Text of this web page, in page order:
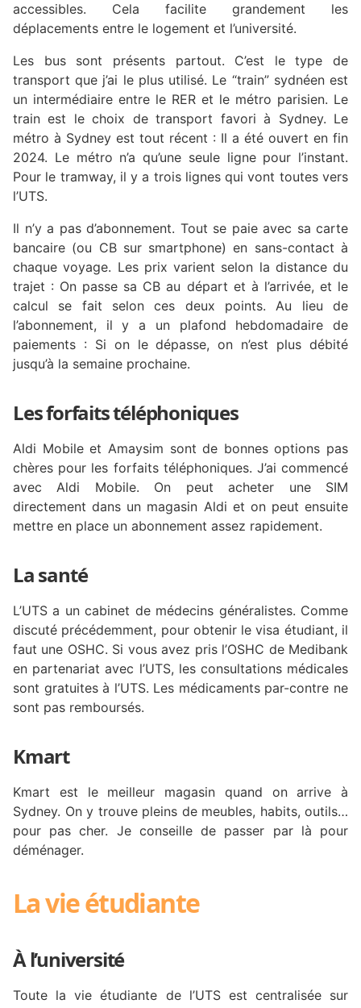
accessibles. Cela facilite grandement les
déplacements entre le logement et l’université.
Les bus sont présents partout. C’est le type de
transport que j’ai le plus utilisé. Le “train” sydnéen est
un intermédiaire entre le RER et le métro parisien. Le
train est le choix de transport favori à Sydney. Le
métro à Sydney est tout récent : Il a été ouvert en fin
2024. Le métro n’a qu’une seule ligne pour l’instant.
Pour le tramway, il y a trois lignes qui vont toutes vers
l’UTS.
Il n’y a pas d’abonnement. Tout se paie avec sa carte
bancaire (ou CB sur smartphone) en sans-contact à
chaque voyage. Les prix varient selon la distance du
trajet : On passe sa CB au départ et à l’arrivée, et le
calcul se fait selon ces deux points. Au lieu de
l’abonnement, il y a un plafond hebdomadaire de
paiements : Si on le dépasse, on n’est plus débité
jusqu’à la semaine prochaine.
Les forfaits téléphoniques
Aldi Mobile et Amaysim sont de bonnes options pas
chères pour les forfaits téléphoniques. J’ai commencé
avec Aldi Mobile. On peut acheter une SIM
directement dans un magasin Aldi et on peut ensuite
mettre en place un abonnement assez rapidement.
La santé
L’UTS a un cabinet de médecins généralistes. Comme
discuté précédemment, pour obtenir le visa étudiant, il
faut une OSHC. Si vous avez pris l’OSHC de Medibank
en partenariat avec l’UTS, les consultations médicales
sont gratuites à l’UTS. Les médicaments par-contre ne
sont pas remboursés.
Kmart
Kmart est le meilleur magasin quand on arrive à
Sydney. On y trouve pleins de meubles, habits, outils…
pour pas cher. Je conseille de passer par là pour
déménager.
La vie étudiante
À l’université
Toute la vie étudiante de l’UTS est centralisée sur